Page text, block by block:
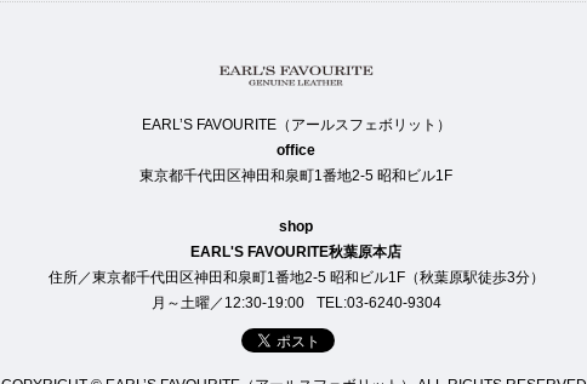
EARL’S FAVOURITE（アールスフェボリット）
office
東京都千代田区神田和泉町1番地2-5 昭和ビル1F
shop
EARL'S FAVOURITE秋葉原本店
住所／東京都千代田区神田和泉町1番地2-5 昭和ビル1F（秋葉原駅徒歩3分）
月～土曜／12:30-19:00
TEL:03-6240-9304